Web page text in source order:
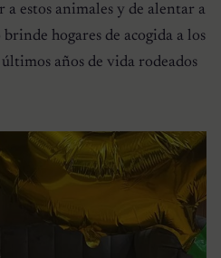
a estos animales y de alentar a
hogares de acogida a los
años de vida rodeados